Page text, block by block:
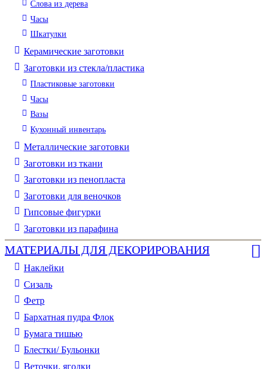
Слова из дерева
Часы
Шкатулки
Керамические заготовки
Заготовки из стекла/пластика
Пластиковые заготовки
Часы
Вазы
Кухонный инвентарь
Металлические заготовки
Заготовки из ткани
Заготовки из пенопласта
Заготовки для веночков
Гипсовые фигурки
Заготовки из парафина
МАТЕРИАЛЫ ДЛЯ ДЕКОРИРОВАНИЯ
Наклейки
Сизаль
Фетр
Бархатная пудра Флок
Бумага тишью
Блестки/ Бульонки
Веточки, ягодки